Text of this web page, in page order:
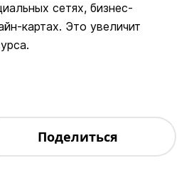
сетях, бизнес-
картах. Это увеличит
Поделиться